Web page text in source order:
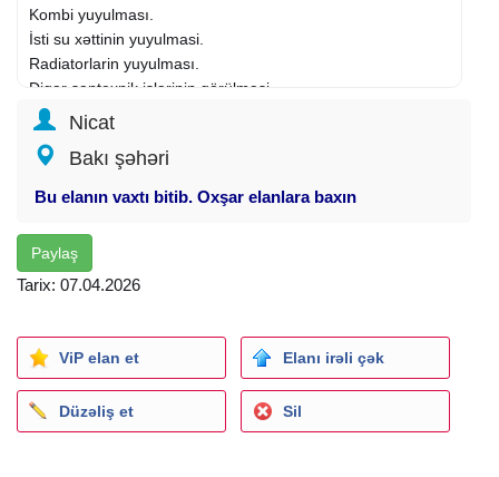
Kombi yuyulması.
İsti su xəttinin yuyulmasi.
Radiatorlarin yuyulması.
Digər santexnik işlərinin görülməsi.
Təcili usta xidməti.
Kombi.təmiri,kombi temiri
radiator yuyulması, konbi yuma, konbi yuyulması, konbi
təmiri, konbi temiri, konbi təmizləmə, konbi temizlemə,
konbi ustası, konbi alan, isti su yuyulması, isti su yuyulmasi,
kombi təcili, xidmət, esenjor təmizləmə, esenjor təmizləmə,
xidməti, santexnik xidməti, santexnik isleri, alo santexnik
Nicat
Bakı şəhəri
Bu elanın vaxtı bitib. Oxşar elanlara baxın
Paylaş
Tarix: 07.04.2026
ViP elan et Elanı irəli çək
Düzəliş et Sil